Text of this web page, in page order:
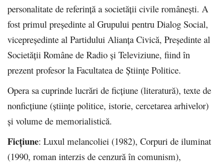
personalitate de referință a societății civile românești. A
fost primul președinte al Grupului pentru Dialog Social,
vicepreședinte al Partidului Alianța Civică, Președinte al
Societății Române de Radio și Televiziune, fiind în
prezent profesor la Facultatea de Științe Politice.
Opera sa cuprinde lucrări de ficțiune (literatură), texte de
nonficțiune (științe politice, istorie, cercetarea arhivelor)
și volume de memorialistică.
Ficțiune: Luxul melancoliei (1982), Corpuri de iluminat
(1990, roman interzis de cenzură în comunism),